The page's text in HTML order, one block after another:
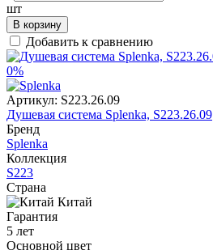
шт
В корзину
Добавить к сравнению
0%
Артикул: S223.26.09
Душевая система Splenka, S223.26.09
Бренд
Splenka
Коллекция
S223
Страна
Китай
Гарантия
5 лет
Основной цвет